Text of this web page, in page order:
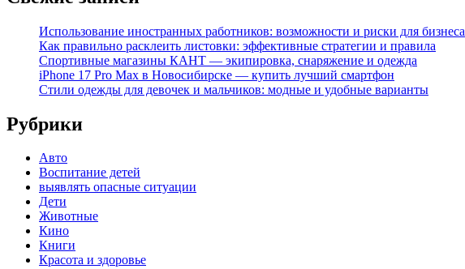
Использование иностранных работников: возможности и риски для бизнеса
Как правильно расклеить листовки: эффективные стратегии и правила
Спортивные магазины КАНТ — экипировка, снаряжение и одежда
iPhone 17 Pro Max в Новосибирске — купить лучший смартфон
Стили одежды для девочек и мальчиков: модные и удобные варианты
Рубрики
Авто
Воспитание детей
выявлять опасные ситуации
Дети
Животные
Кино
Книги
Красота и здоровье